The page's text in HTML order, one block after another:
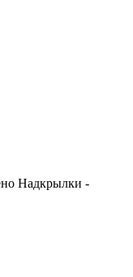
Надкрылки -